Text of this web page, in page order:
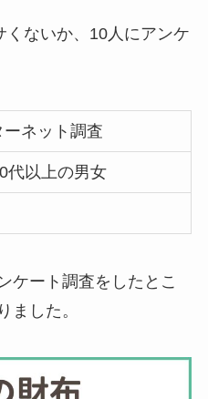
くないか、10人にアンケ
ーネット調査
代以上の男女
ケート調査をしたとこ
ました。